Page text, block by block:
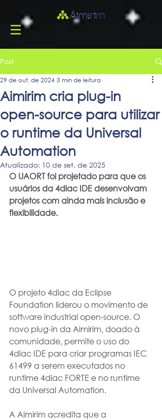
Post
Aimirim cria plug-in
open-source para utilizar
o runtime da Universal
Automation
29 de out. de 2024 3 min de leitura
Atualizado: 10 de set. de 2025
O UAORT foi projetado para que os
usuários da 4diac IDE desenvolvam
projetos com ainda mais inclusão e
flexibilidade.
O projeto 4diac da Eclipse
Foundation liderou o movimento de
software industrial open-source. O
novo plug-in da Aimirim, doado à
comunidade, permite o uso do
4diac IDE para criar programas IEC
61499 a serem executados no
runtime 4diac FORTE e no runtime
da Universal Automation.
A Aimirim acredita que a